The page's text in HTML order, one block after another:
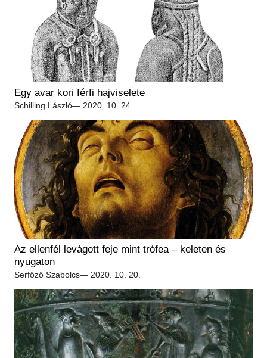
Egy avar kori férfi hajviselete
Schilling László— 2020. 10. 24.
Az ellenfél levágott feje mint trófea – keleten és
nyugaton
Serfőző Szabolcs— 2020. 10. 20.